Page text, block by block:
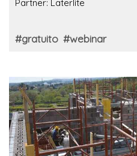
Partner: Laterlite
#gratuito #webinar